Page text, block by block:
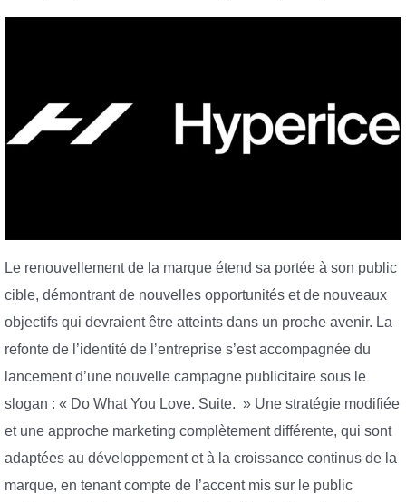
Le renouvellement de la marque étend sa portée à son public
cible, démontrant de nouvelles opportunités et de nouveaux
objectifs qui devraient être atteints dans un proche avenir. La
refonte de l’identité de l’entreprise s’est accompagnée du
lancement d’une nouvelle campagne publicitaire sous le
slogan : « Do What You Love. Suite. » Une stratégie modifiée
et une approche marketing complètement différente, qui sont
adaptées au développement et à la croissance continus de la
marque, en tenant compte de l’accent mis sur le public